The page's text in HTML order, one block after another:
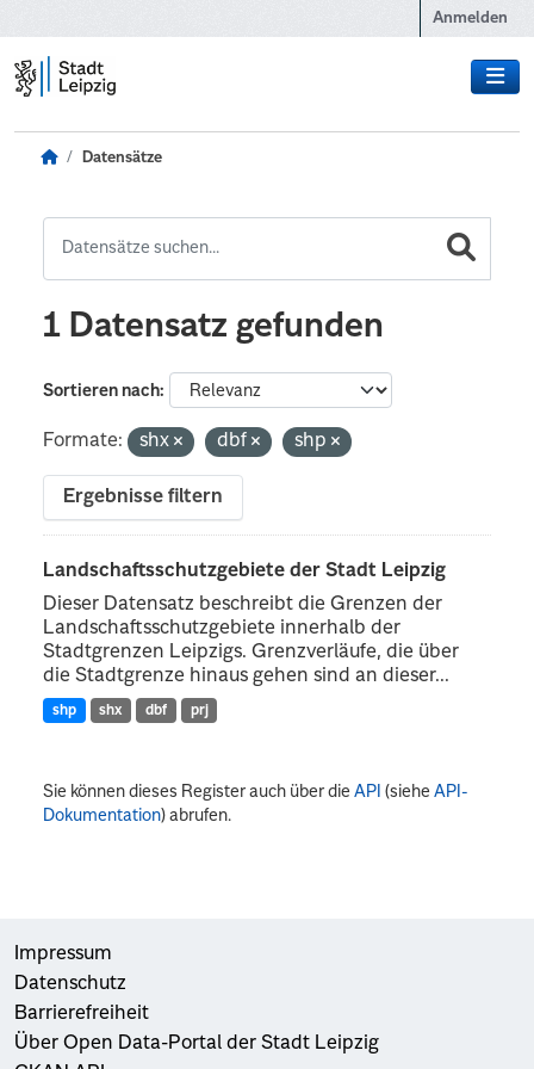
Anmelden
Datensätze
1 Datensatz gefunden
Sortieren nach
Formate: shx dbf shp
Ergebnisse filtern
Landschaftsschutzgebiete der Stadt Leipzig
Dieser Datensatz beschreibt die Grenzen der
Landschaftsschutzgebiete innerhalb der
Stadtgrenzen Leipzigs. Grenzverläufe, die über
die Stadtgrenze hinaus gehen sind an dieser...
shp shx dbf prj
Sie können dieses Register auch über dieAPI (sieheAPI-
Dokumentation) abrufen.
Impressum
Datenschutz
Barrierefreiheit
Über Open Data-Portal der Stadt Leipzig